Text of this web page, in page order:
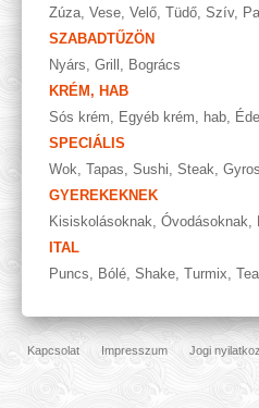
Zúza, Vese, Velő, Tüdő, Szív,
SZABADTŰZÖN
Nyárs, Grill , Bogrács
KRÉM, HAB
Sós krém, Egyéb krém, hab,
SPECIÁLIS
Wok, Tapas, Sushi, Steak, Gyros
GYEREKEKNEK
Kisiskolásoknak, Óvodásoknak,
ITAL
Puncs, Bólé, Shake, Turmix, Tea
Kapcsolat Impresszum Jogi